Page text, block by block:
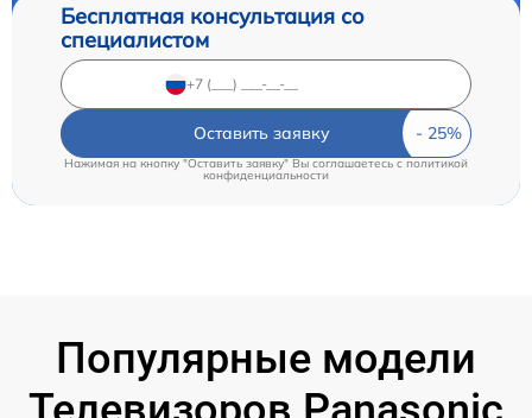
Бесплатная консультация со
специалистом
Оставить заявку
Нажимая на кнопку "Оставить заявку" Вы соглашаетесь cполитикой
конфиденциальности
Популярные модели